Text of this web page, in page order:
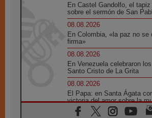
En Castel Gandolfo, el
sobre el sermón de San
08.08.2026
En Colombia, «la paz no se
firma»
08.08.2026
En Venezuela celebraron
Santo Cristo de La Grita
08.08.2026
El Papa: en Santa Ágata
victoria del amor sobre la
08.08.2026